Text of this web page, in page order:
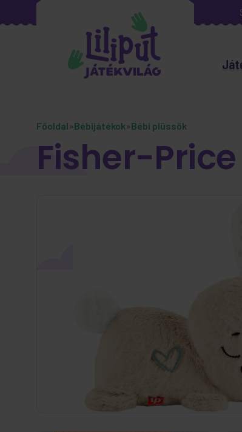
Főoldal»Bébijátékok»Bébi plüssök
Fisher-